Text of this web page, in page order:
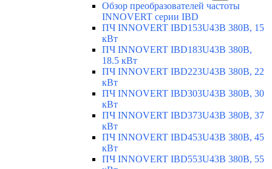
Обзор преобразователей частоты
INNOVERT серии IBD
ПЧ INNOVERT IBD153U43B 380В, 15
кВт
ПЧ INNOVERT IBD183U43B 380В,
18.5 кВт
ПЧ INNOVERT IBD223U43B 380В, 22
кВт
ПЧ INNOVERT IBD303U43B 380В, 30
кВт
ПЧ INNOVERT IBD373U43B 380В, 37
кВт
ПЧ INNOVERT IBD453U43B 380В, 45
кВт
ПЧ INNOVERT IBD553U43B 380В, 55